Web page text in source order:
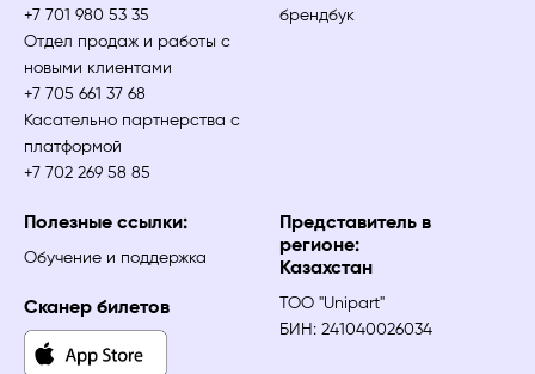
+7 701 980 53 35
Отдел продаж и работы с
новыми клиентами
+7 705 661 37 68
Касательно партнерства с
платформой
+7 702 269 58 85
брендбук
Полезные ссылки:
Обучение и поддержка
Сканер билетов
Представитель в
регионе:
Казахстан
ТОО "Unipart"
БИН: 241040026034